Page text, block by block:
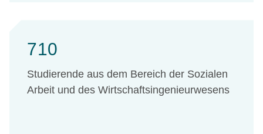
710
Studierende aus dem Bereich der Sozialen
Arbeit und des Wirtschaftsingenieurwesens